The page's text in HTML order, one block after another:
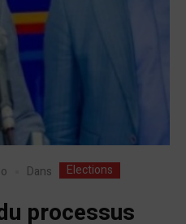
Dans Elections
processus